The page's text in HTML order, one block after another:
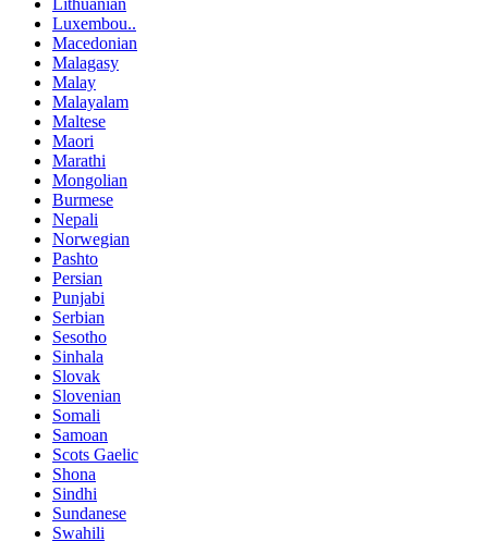
Luxembou..
Macedonian
Malagasy
Malay
Malayalam
Maltese
Maori
Marathi
Mongolian
Burmese
Nepali
Norwegian
Pashto
Persian
Punjabi
Serbian
Sesotho
Sinhala
Slovak
Slovenian
Somali
Samoan
Scots Gaelic
Shona
Sindhi
Sundanese
Swahili